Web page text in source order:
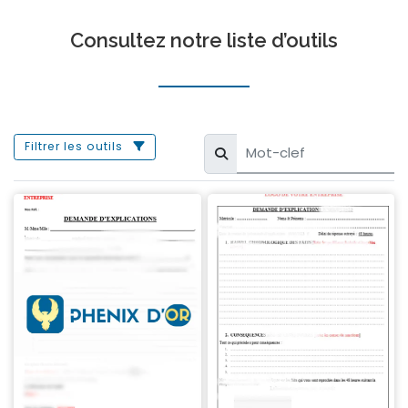
Consultez notre liste d’outils
Filtrer les outils